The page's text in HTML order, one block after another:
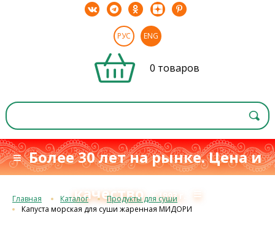
РУС ENG
0 товаров
≡ Более 30 лет на рынке. Цена и
качествос 1993 г. ≡
Главная Каталог
Продукты для суши
Капуста морская для суши жаренная МИДОРИ